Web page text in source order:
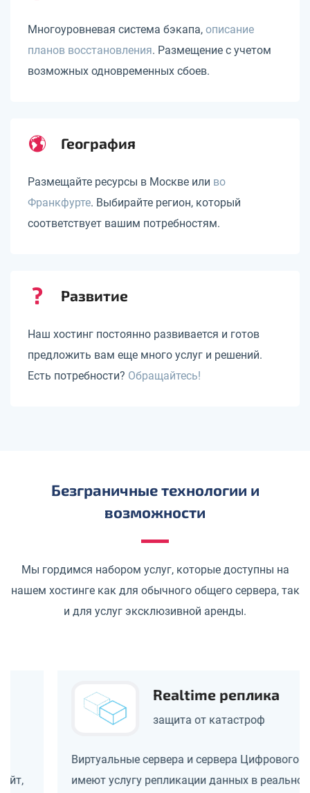
Многоуровневая система бэкапа, описание
планов восстановления. Размещение с учетом
возможных одновременных сбоев.
География
Размещайте ресурсы в Москве или во
Франкфурте. Выбирайте регион, который
соответствует вашим потребностям.
Развитие
Наш хостинг постоянно развивается и готов
предложить вам еще много услуг и решений.
Есть потребности? Обращайтесь!
Безграничные технологии и
возможности
Мы гордимся набором услуг, которые доступны на
нашем хостинге как для обычного общего сервера, так
и для услуг эксклюзивной аренды.
Realtime реплика
защита от катастроф
Виртуальные сервера и сервера Цифрового ДЦ
имеют услугу репликации данных в реальном